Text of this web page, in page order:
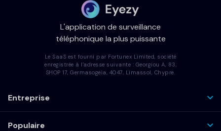
L'application de surveillance
téléphonique la plus puissante
Le SaaS est fourni par Fortunex Limited, société
enregistrée à l'adresse suivante : Georgiou A, 83,
SHOP 17, Germasogeia, 4047, Limassol, Chypre.
Entreprise
Populaire